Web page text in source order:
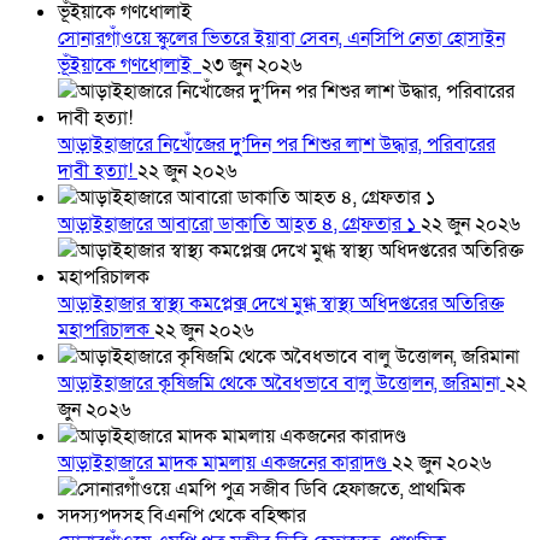
সোনারগাঁওয়ে স্কুলের ভিতরে ইয়াবা সেবন, এনসিপি নেতা হোসাইন
ভূঁইয়াকে গণধোলাই ২৩ জুন ২০২৬
আড়াইহাজারে নিখোঁজের দুু’দিন পর শিশুর লাশ উদ্ধার, পরিবারের
দাবী হত্যা!২২ জুন ২০২৬
আড়াইহাজারে আবারো ডাকাতি আহত ৪, গ্রেফতার ১ ২২ জুন ২০২৬
আড়াইহাজার স্বাস্থ্য কমপ্লেক্স দেখে মুগ্ধ স্বাস্থ্য অধিদপ্তরের অতিরিক্ত
মহাপরিচালক২২ জুন ২০২৬
আড়াইহাজারে কৃষিজমি থেকে অবৈধভাবে বালু উত্তোলন, জরিমানা২২
জুন ২০২৬
আড়াইহাজারে মাদক মামলায় একজনের কারাদণ্ড২২ জুন ২০২৬